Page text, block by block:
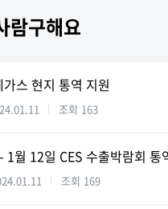
람구해요
스 현지 통역 지원
조회 163
월 12일 CES 수출박람회 통
조회 169